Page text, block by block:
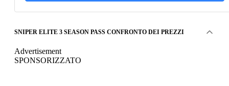
SNIPER ELITE 3 SEASON PASS CONFRONTO DEI PREZZI
Advertisement
SPONSORIZZATO